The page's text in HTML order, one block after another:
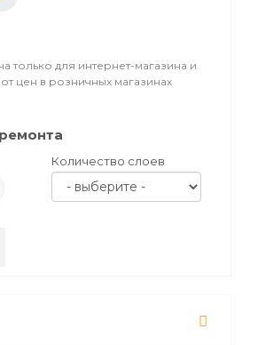
только для интернет-магазина и
цен в розничных магазинах
Количество слоев